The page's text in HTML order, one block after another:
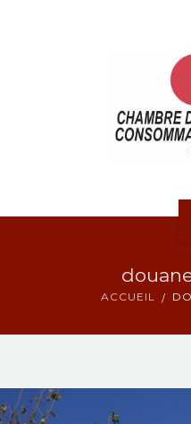
NOS ACTIONS
ACCUEIL